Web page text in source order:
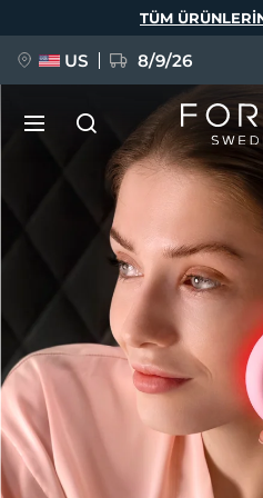
TÜM
US 8/9/26
FAQ™ Pure Beauty-
BREAKING NEWS
issa™ Teeth Whitening
Dil Seçimi
Deutsch
Français
Italiano
Polski
Svenska
Türkçe
简体中文